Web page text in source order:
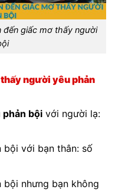
đến giấc mơ thấy người
người yêu phản
phản bộivới người lạ:
bội với bạn thân: số
bội nhưng bạn không